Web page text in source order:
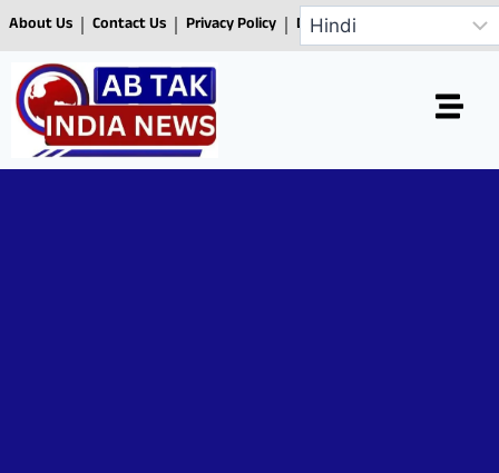
About Us Contact Us Privacy Policy Disclaimer